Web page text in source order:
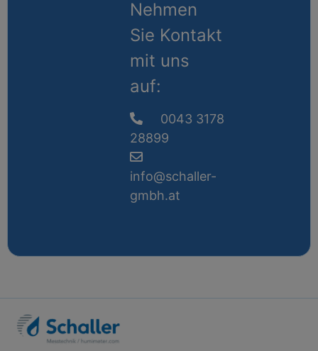
Nehmen
Sie Kontakt
mit uns
auf:
0043 3178
28899
info@schaller-
gmbh.at